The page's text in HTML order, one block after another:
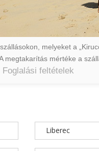
melyeket a
megtakarítás mértéke a
Foglalási feltételek
Liberec